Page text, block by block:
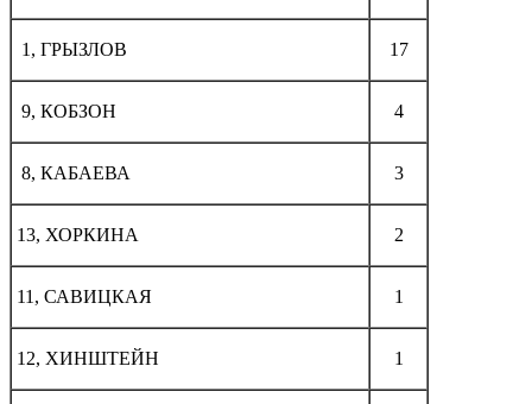
1, ГРЫЗЛОВ 17
9, КОБЗОН 4
8, КАБАЕВА 3
13, ХОРКИНА 2
11, САВИЦКАЯ 1
12, ХИНШТЕЙН 1